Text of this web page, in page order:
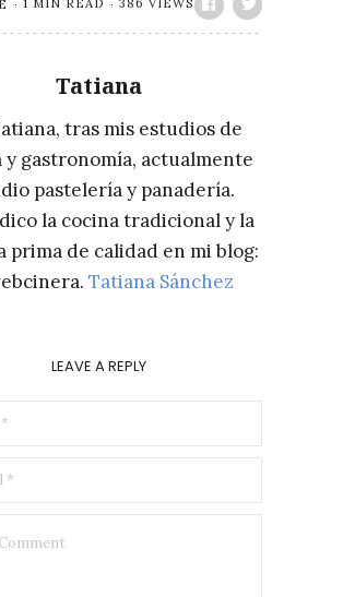
1 MIN READ 386 VIEWS
Tatiana
tras mis estudios de
y gastronomía, actualmente
pastelería y panadería.
la cocina tradicional y la
prima de calidad en mi blog:
Tatiana Sánchez
LEAVE A REPLY